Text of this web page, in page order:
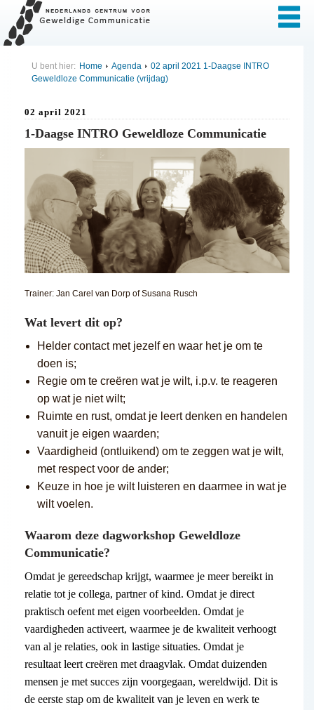
U bent hier: Home Agenda
02 april 2021 1-Daagse INTRO
Geweldloze Communicatie (vrijdag)
02 april 2021
1-Daagse INTRO Geweldloze Communicatie
Trainer: Jan Carel van Dorp of Susana Rusch
Wat levert dit op?
Helder contact met jezelf en waar het je om te
doen is;
Regie om te creëren wat je wilt, i.p.v. te reageren
op wat je niet wilt;
Ruimte en rust, omdat je leert denken en handelen
vanuit je eigen waarden;
Vaardigheid (ontluikend) om te zeggen wat je wilt,
met respect voor de ander;
Keuze in hoe je wilt luisteren en daarmee in wat je
wilt voelen.
Waarom deze dagworkshop Geweldloze
Communicatie?
Omdat je gereedschap krijgt, waarmee je meer bereikt in
relatie tot je collega, partner of kind. Omdat je direct
praktisch oefent met eigen voorbeelden. Omdat je
vaardigheden activeert, waarmee je de kwaliteit verhoogt
van al je relaties, ook in lastige situaties. Omdat je
resultaat leert creëren met draagvlak. Omdat duizenden
mensen je met succes zijn voorgegaan, wereldwijd. Dit is
de eerste stap om de kwaliteit van je leven en werk te